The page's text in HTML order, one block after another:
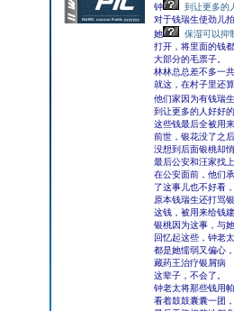
钟
到让更多的
对于钱瑞生使劲儿
她
保湿可以抑
打开，将里面的钱
大部分的毛票子。
林林总总差不多一
就这，在村子里还
他们家因为有钱瑞
到让更多的人好好
这些钱最后全被用
前世，银花没了之
没想到后面银桃却
最后公安和汪家找
在公安面前，他们
了这事儿也不好看
原本钱瑞生还打骂
这钱，被用来给钱
银桃因为这事，与
回忆起这些，钟老
都是她懦弱又偏心
藏药王治疗银屑病
这辈子，不会了。
钟老太将那些钱用
看着鼓鼓囊囊一团